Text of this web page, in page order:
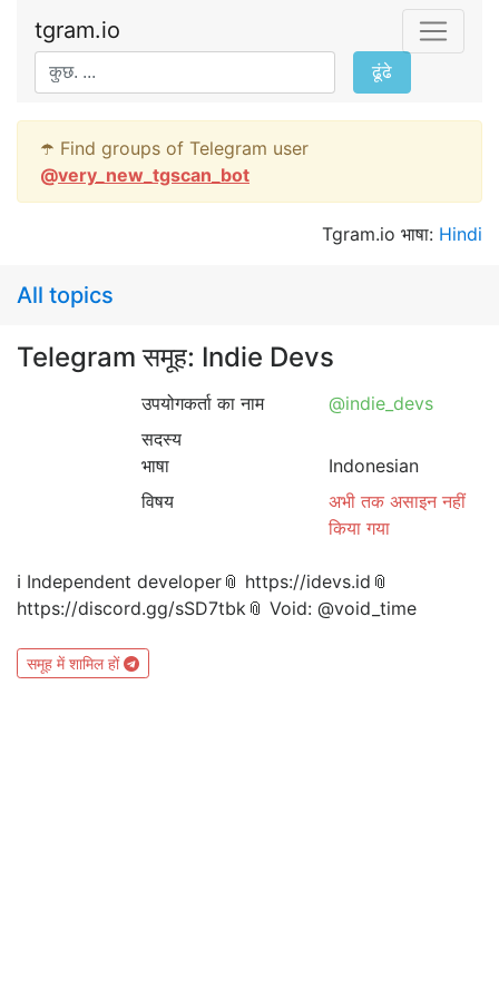
tgram.io
ढूंढे
☂️ Find groups of Telegram user
@very_new_tgscan_bot
Tgram.io भाषा: Hindi
All topics
Telegram समूह: Indie Devs
उपयोगकर्ता का नाम
@indie_devs
सदस्य
भाषा
Indonesian
विषय
अभी तक असाइन नहीं
किया गया
ℹ️ Independent developer📎 https://idevs.id📎
https://discord.gg/sSD7tbk📎 Void: @void_time
समूह में शामिल हों